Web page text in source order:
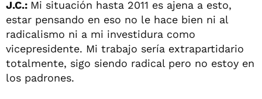
J.C.: Mi situación hasta 2011 es ajena a esto,
estar pensando en eso no le hace bien ni al
radicalismo ni a mi investidura como
vicepresidente. Mi trabajo sería extrapartidario
totalmente, sigo siendo radical pero no estoy en
los padrones.